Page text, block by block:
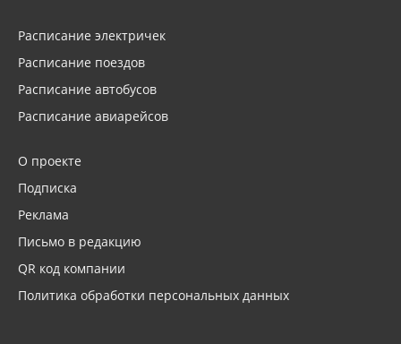
Расписание электричек
Расписание поездов
Расписание автобусов
Расписание авиарейсов
О проекте
Подписка
Реклама
Письмо в редакцию
QR код компании
Политика обработки персональных данных